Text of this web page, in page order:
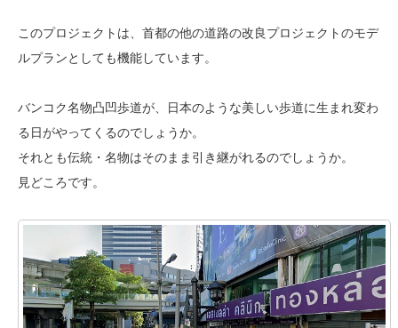
このプロジェクトは、首都の他の道路の改良プロジェクトのモデ
ルプランとしても機能しています。
バンコク名物凸凹歩道が、日本のような美しい歩道に生まれ変わ
る日がやってくるのでしょうか。
それとも伝統・名物はそのまま引き継がれるのでしょうか。
見どころです。